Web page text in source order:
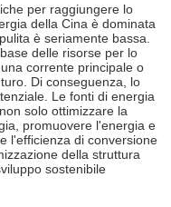
per raggiungere lo
della Cina è dominata
è seriamente bassa.
delle risorse per lo
corrente principale o
Di conseguenza, lo
Le fonti di energia
solo ottimizzare la
promuovere l'energia e
l'efficienza di conversione
della struttura
sostenibile